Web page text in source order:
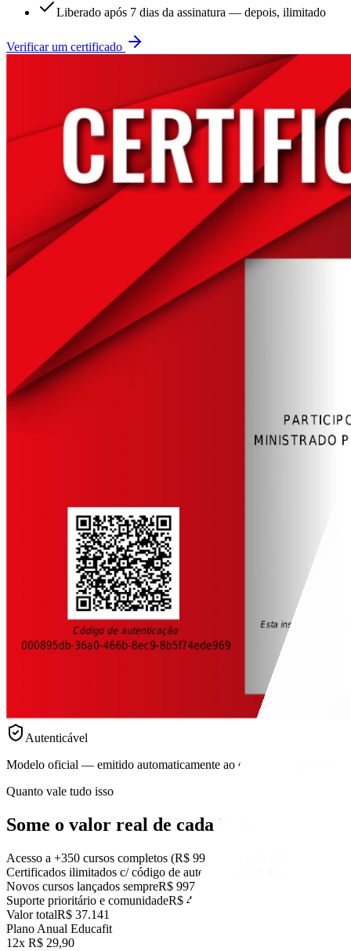
Liberado após 7 dias da assinatura — depois, ilimitado
Verificar um certificado
Autenticável
Modelo oficial — emitido automaticamente ao concluir cada curso.
Quanto vale tudo isso
Some o valor real de cada item.
Acesso a +350 cursos completos (R$ 99 cada)
Certificados ilimitados c/ código de autenticidade
Novos cursos lançados sempreR$ 997
Suporte prioritário e comunidadeR$ 497
Valor totalR$ 37.141
Plano Anual Educafit
12x R$ 29,90